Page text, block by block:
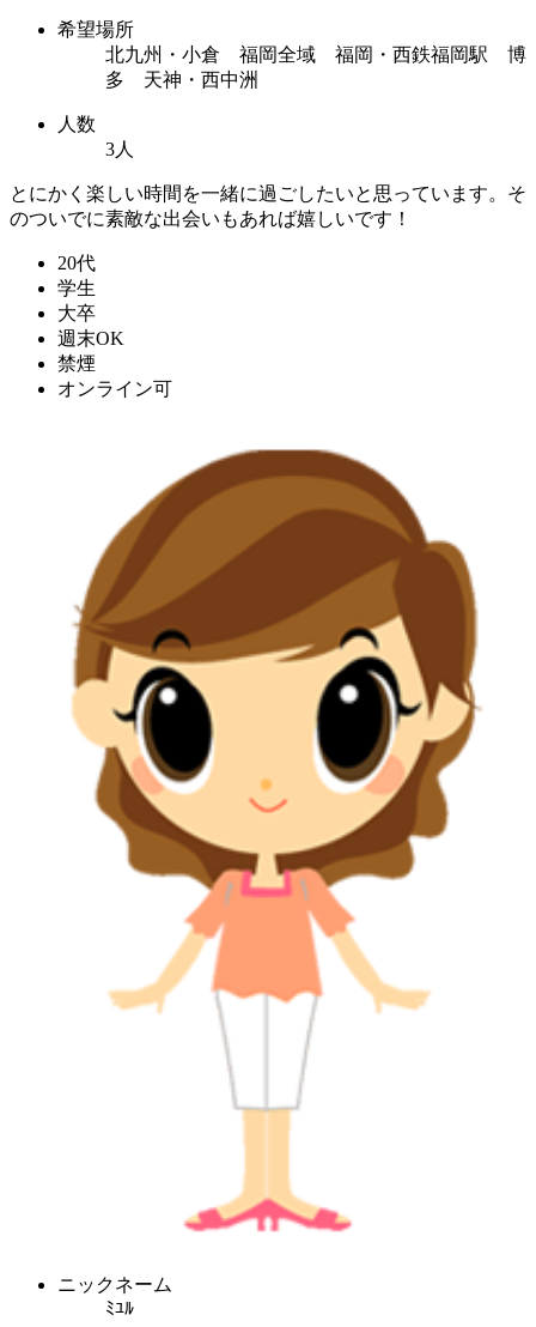
希望場所
北九州・小倉 福岡全域 福岡・西鉄福岡駅 博
多 天神・西中洲
人数
3人
とにかく楽しい時間を一緒に過ごしたいと思っています。そ
のついでに素敵な出会いもあれば嬉しいです！
20代
学生
大卒
週末OK
禁煙
オンライン可
ニックネーム
ﾐﾕﾙ